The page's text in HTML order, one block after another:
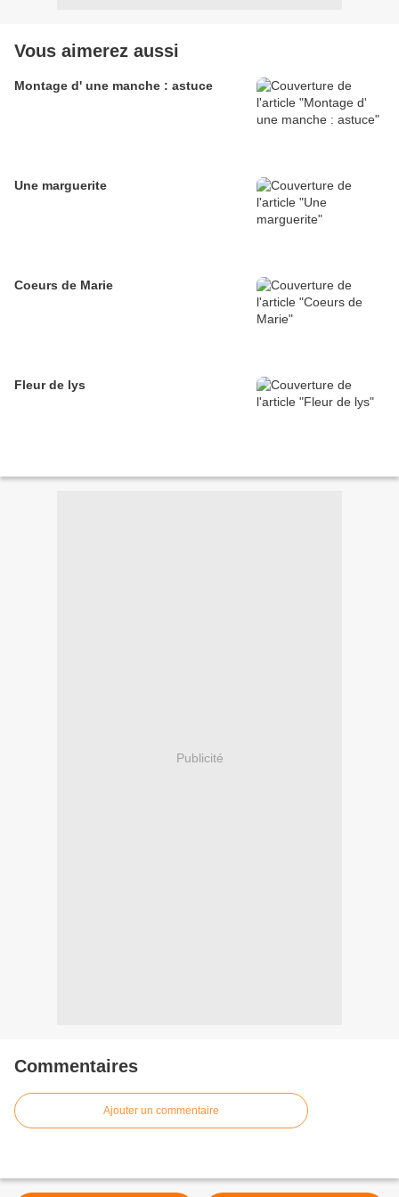
Vous aimerez aussi
Montage d' une manche : astuce
Une marguerite
Coeurs de Marie
Fleur de lys
Publicité
Commentaires
Ajouter un commentaire